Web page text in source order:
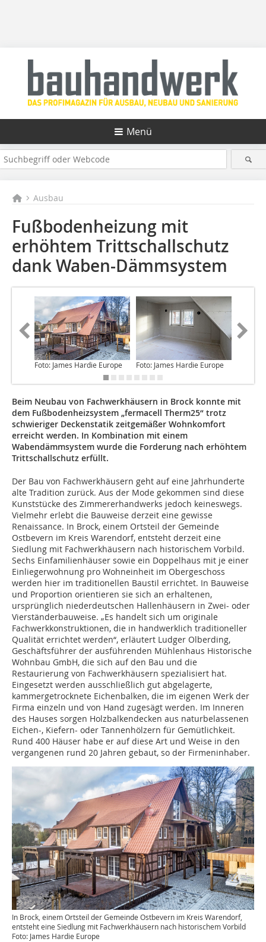
Menü
Ausbau
Fußbodenheizung mit
erhöhtem Trittschallschutz
dank Waben-Dämmsystem
Foto: James Hardie Europe Foto: James Hardie Europe
Beim Neubau von Fachwerkhäusern in Brock konnte mit
dem Fußbodenheizsystem „fermacell Therm25“ trotz
schwieriger Deckenstatik zeitgemäßer Wohnkomfort
erreicht werden. In Kombination mit einem
Wabendämmsystem wurde die Forderung nach erhöhtem
Trittschallschutz erfüllt.
Der Bau von Fachwerkhäusern geht auf eine Jahrhunderte
alte Tradition zurück. Aus der Mode gekommen sind diese
Kunststücke des Zimmererhandwerks jedoch keineswegs.
Vielmehr erlebt die Bauweise derzeit eine gewisse
Renaissance. In Brock, einem Ortsteil der Gemeinde
Ostbevern im Kreis Warendorf, entsteht derzeit eine
Siedlung mit Fachwerkhäusern nach historischem Vorbild.
Sechs Einfamilienhäuser sowie ein Doppelhaus mit je einer
Einliegerwohnung pro Wohneinheit im Obergeschoss
werden hier im traditionellen Baustil errichtet. In Bauweise
und Proportion orientieren sie sich an erhaltenen,
ursprünglich niederdeutschen Hallenhäusern in Zwei- oder
Vierständerbauweise. „Es handelt sich um originale
Fachwerkkonstruktionen, die in handwerklich traditioneller
Qualität errichtet werden“, erläutert Ludger Olberding,
Geschäftsführer der ausführenden Mühlenhaus Historische
Wohnbau GmbH, die sich auf den Bau und die
Restaurierung von Fachwerkhäusern spezialisiert hat.
Eingesetzt werden ausschließlich gut abgelagerte,
kammergetrocknete Eichenbalken, die im eigenen Werk der
Firma einzeln und von Hand zugesägt werden. Im Inneren
des Hauses sorgen Holzbalkendecken aus naturbelassenen
Eichen-, Kiefern- oder Tannenhölzern für Gemütlichkeit.
Rund 400 Häuser habe er auf diese Art und Weise in den
vergangenen rund 20 Jahren gebaut, so der Firmeninhaber.
In Brock, einem Ortsteil der Gemeinde Ostbevern im Kreis Warendorf,
entsteht eine Siedlung mit Fachwerkhäusern nach historischem Vorbild
Foto: James Hardie Europe